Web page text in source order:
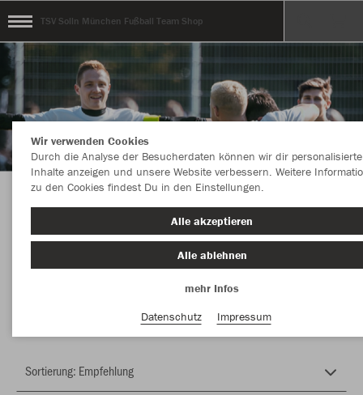
TSV Solln München Fußball Team Shop
Herzlich Willkommen beim Fußball Team-Shop
des TSV Solln.
Farbe
Wir verwenden Cookies
Durch die Analyse der Besucherdaten können wir dir personalisierte
Inhalte anzeigen und unsere Website verbessern. Weitere
zu den Cookies findest Du in den Einstellungen.
Alle akzeptieren
Alle ablehnen
mehr Infos
Datenschutz
Impressum